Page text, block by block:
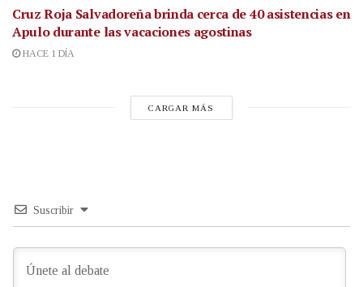
Cruz Roja Salvadoreña brinda cerca de 40 asistencias en
Apulo durante las vacaciones agostinas
HACE 1 DÍA
CARGAR MÁS
Suscribir